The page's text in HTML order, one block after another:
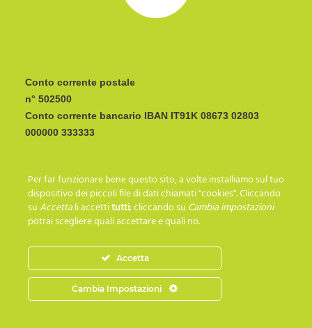
Conto corrente postale
n° 502500
Conto corrente bancario IBAN
I C R A I T R R I P 0
SEGUICI SU…
Per far funzionare bene questo sito, a volte installiamo sul tuo
dispositivo dei piccoli file di dati chiamati "cookies". Cliccando
suAccettali accettitutti; cliccando su Cambia impostazioni
potrai scegliere quali accettare e quali no.
Accetta
Cambia Impostazioni